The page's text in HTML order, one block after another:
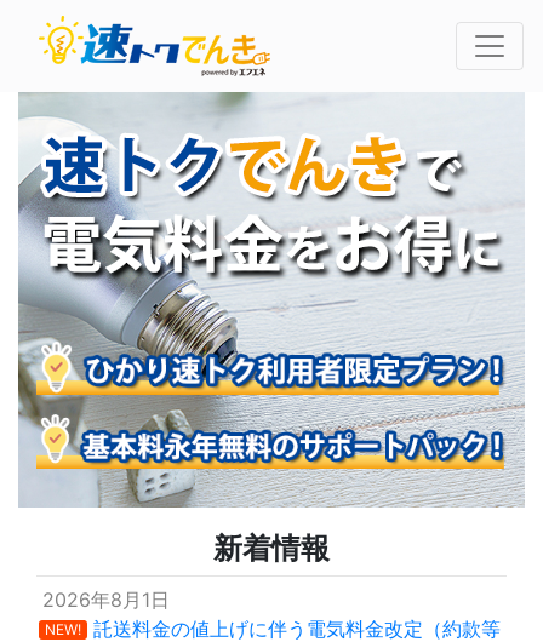
新着情報
2026年8月1日
NEW!
託送料金の値上げに伴う電気料金改定（約款等